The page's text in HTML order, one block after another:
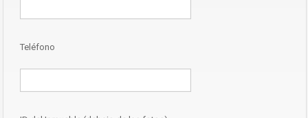
Teléfono